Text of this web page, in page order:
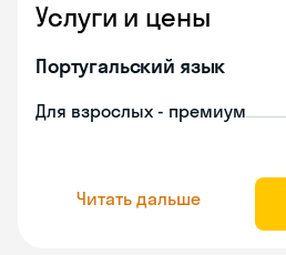
Услуги и цены
Португальский язык
Для взрослых - премиум
Читать дальше